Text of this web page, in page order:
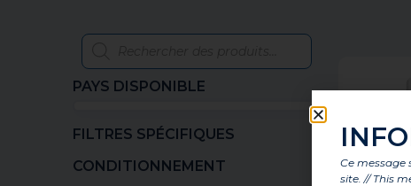
PAYS DISPONIBLE
FILTRES SPÉCIFIQUES
CONDITIONNEMENT
Ce message
site. // This